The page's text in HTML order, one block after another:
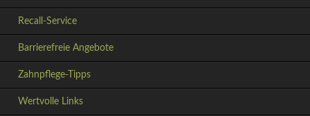
Recall-Service
Barrierefreie Angebote
Zahnpflege-Tipps
Wertvolle Links